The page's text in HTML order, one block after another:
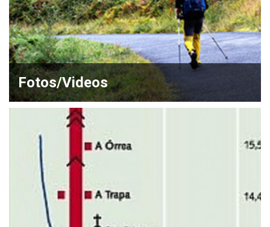
Fotos/Videos